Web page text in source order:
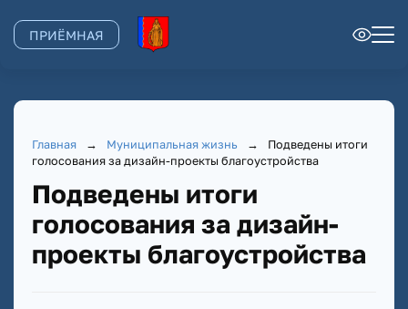
ПРИЁМНАЯ
Главная → Муниципальная жизнь →
Подведены итоги
голосования за дизайн-проекты благоустройства
Подведены итоги
голосования за дизайн-
проекты благоустройства